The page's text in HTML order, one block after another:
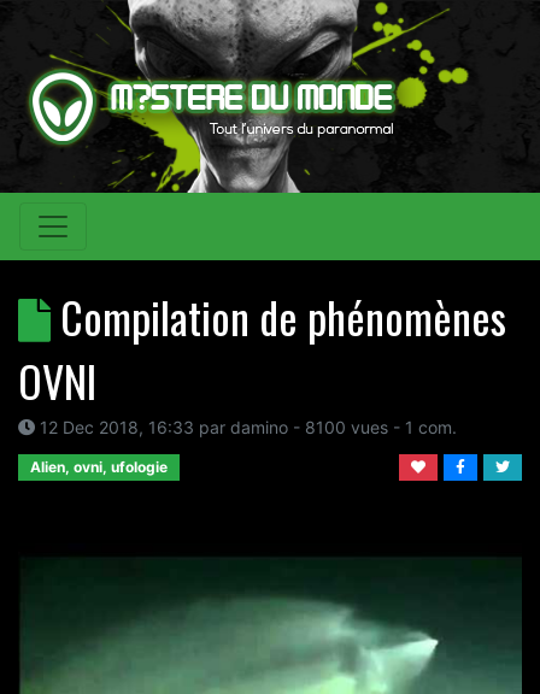
Compilation de phénomènes
OVNI
12 Dec 2018, 16:33 par damino - 8100 vues - 1 com.
Alien, ovni, ufologie